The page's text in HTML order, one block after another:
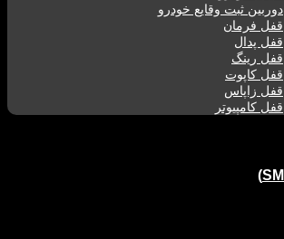
دوربین ثبت وقایع خودرو
قفل فرمان
قفل پدال
قفل رینگ
قفل کاپوت
قفل زاپاس
قفل کامپیوتر